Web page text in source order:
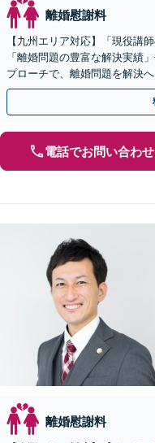
離婚慰謝料
【九州エリア対応】「現役講
「離婚問題の豊富な解決実績
プローチで、離婚問題を解決
高額所得者の財産分与など、
電話でお問い合わせ
離婚慰謝料